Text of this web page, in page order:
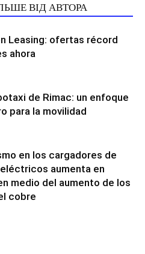
ВІД АВТОРА
Leasing: ofertas récord
ahora
de Rimac: un enfoque
para la movilidad
en los cargadores de
aumenta en
medio del aumento de los
cobre